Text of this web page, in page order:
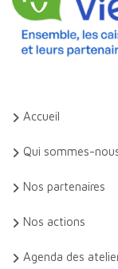
Accueil
Qui sommes-
Nos partenaires
Nos actions
Agenda des